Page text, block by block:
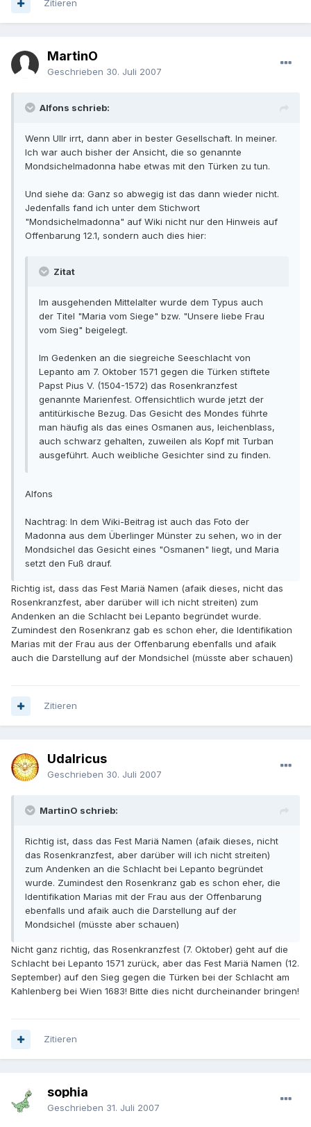
Zitieren
MartinO
Geschrieben 30. Juli 2007
Alfons schrieb:
Wenn Ullr irrt, dann aber in bester Gesellschaft. In meiner.
Ich war auch bisher der Ansicht, die so genannte
Mondsichelmadonna habe etwas mit den Türken zu tun.
Und siehe da: Ganz so abwegig ist das dann wieder nicht.
Jedenfalls fand ich unter dem Stichwort
"Mondsichelmadonna" auf Wiki nicht nur den Hinweis auf
Offenbarung 12.1, sondern auch dies hier:
Zitat
Im ausgehenden Mittelalter wurde dem Typus auch
der Titel "Maria vom Siege" bzw. "Unsere liebe Frau
vom Sieg" beigelegt.
Im Gedenken an die siegreiche Seeschlacht von
Lepanto am 7. Oktober 1571 gegen die Türken stiftete
Papst Pius V. (1504-1572) das Rosenkranzfest
genannte Marienfest. Offensichtlich wurde jetzt der
antitürkische Bezug. Das Gesicht des Mondes führte
man häufig als das eines Osmanen aus, leichenblass,
auch schwarz gehalten, zuweilen als Kopf mit Turban
ausgeführt. Auch weibliche Gesichter sind zu finden.
Alfons
Nachtrag: In dem Wiki-Beitrag ist auch das Foto der
Madonna aus dem Überlinger Münster zu sehen, wo in der
Mondsichel das Gesicht eines "Osmanen" liegt, und Maria
setzt den Fuß drauf.
Richtig ist, dass das Fest Mariä Namen (afaik dieses, nicht das
Rosenkranzfest, aber darüber will ich nicht streiten) zum
Andenken an die Schlacht bei Lepanto begründet wurde.
Zumindest den Rosenkranz gab es schon eher, die Identifikation
Marias mit der Frau aus der Offenbarung ebenfalls und afaik
auch die Darstellung auf der Mondsichel (müsste aber schauen)
Zitieren
Udalricus
Geschrieben 30. Juli 2007
MartinO schrieb:
Richtig ist, dass das Fest Mariä Namen (afaik dieses, nicht
das Rosenkranzfest, aber darüber will ich nicht streiten)
zum Andenken an die Schlacht bei Lepanto begründet
wurde. Zumindest den Rosenkranz gab es schon eher, die
Identifikation Marias mit der Frau aus der Offenbarung
ebenfalls und afaik auch die Darstellung auf der
Mondsichel (müsste aber schauen)
Nicht ganz richtig, das Rosenkranzfest (7. Oktober) geht auf die
Schlacht bei Lepanto 1571 zurück, aber das Fest Mariä Namen (12.
September) auf den Sieg gegen die Türken bei der Schlacht am
Kahlenberg bei Wien 1683! Bitte dies nicht durcheinander bringen!
Zitieren
sophia
Geschrieben 31. Juli 2007